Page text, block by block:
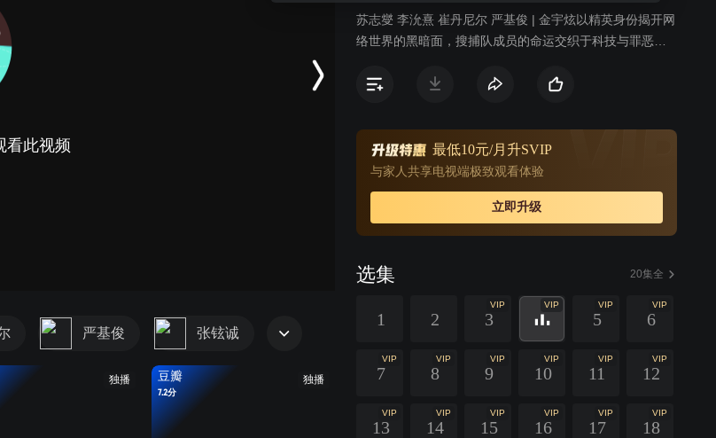
看此视频
苏志燮 李沇熹 崔丹尼尔 严基俊 | 金宇炫以精英身份揭开网
络世界的黑暗面，搜捕队成员的命运交织于科技与罪恶之
最低10元/月升SVIP
与家人共享电视端极致观看体验
立即升级
选集 20集全
1 2
VIP
3
VIP VIP
5
VIP
6
VIP
7
VIP
8
VIP
9
VIP
10
VIP
11
VIP
12
VIP
13
VIP
14
VIP
15
VIP
16
VIP
17
VIP
18
严基俊 张铉诚
独播 独播
豆瓣
7.2分